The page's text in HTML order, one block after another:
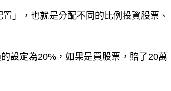
」，也就是分配不同的比例投資股票、
設定為20%，如果是買股票，賠了20萬